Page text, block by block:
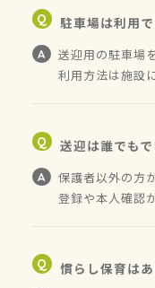
駐車場は利用
送迎用の駐車場
利用方法は施設
送迎は誰でも
保護者以外の方
登録や本人確認
慣らし保育は